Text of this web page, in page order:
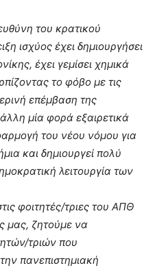
του κρατικού
ισχύος έχει δημιουργήσει
έχει γεμίσει χημικά
το φόβο με τις
επέμβαση της
μία φορά εξαιρετικά
του νέου νόμου για
και δημιουργεί πολύ
λειτουργία των
φοιτητές/τριες του ΑΠΘ
μας, ζητούμε να
τριών που
πανεπιστημιακή